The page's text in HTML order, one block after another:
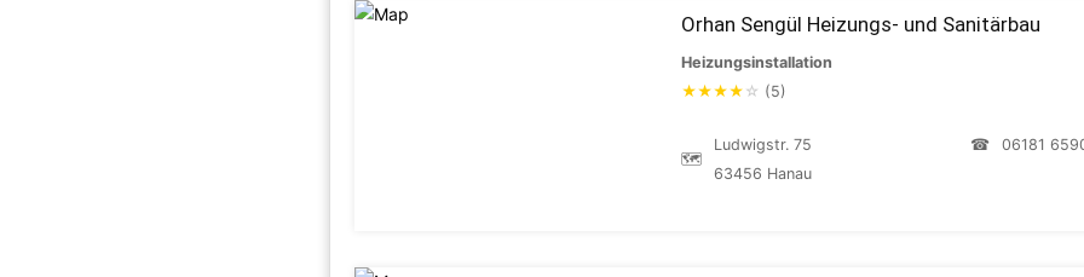
Orhan Sengül Heizungs- und Sanitärbau
Heizungsinstallation
★★★★ ☆ (5)
🗺
Ludwigstr. 75
63456 Hanau
☎ 06181